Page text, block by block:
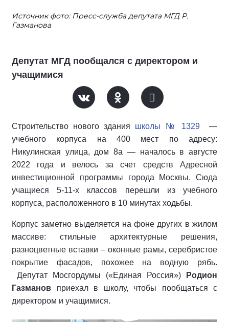
Источник фото: Пресс-служба депутата МГД Р.
Газманова
Депутат МГД пообщался с директором и
учащимися
Строительство нового здания школы № 1329
—
учебного корпуса на 400 мест по адресу:
Никулинская улица, дом 8а — началось в августе
2022 года и велось за счет средств Адресной
инвестиционной программы города Москвы. Сюда
учащиеся 5-11-х классов перешли из учебного
корпуса, расположенного в 10 минутах ходьбы.
Корпус заметно выделяется на фоне других в жилом
массиве: стильные архитектурные решения,
разноцветные вставки – оконные рамы, серебристое
покрытие фасадов, похожее на водную рябь.
Депутат Мосгордумы («Единая Россия»)
Родион
Газманов приехал в школу, чтобы пообщаться с
директором и учащимися.